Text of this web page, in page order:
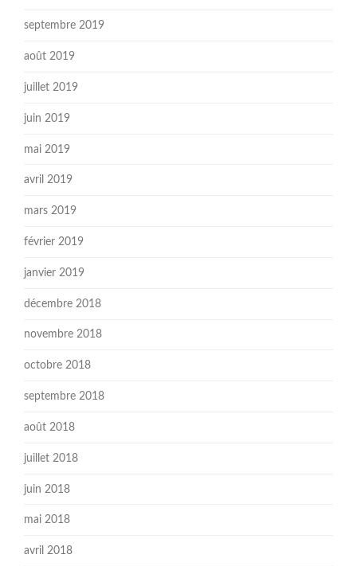
septembre 2019
août 2019
juillet 2019
juin 2019
mai 2019
avril 2019
mars 2019
février 2019
janvier 2019
décembre 2018
novembre 2018
octobre 2018
septembre 2018
août 2018
juillet 2018
juin 2018
mai 2018
avril 2018